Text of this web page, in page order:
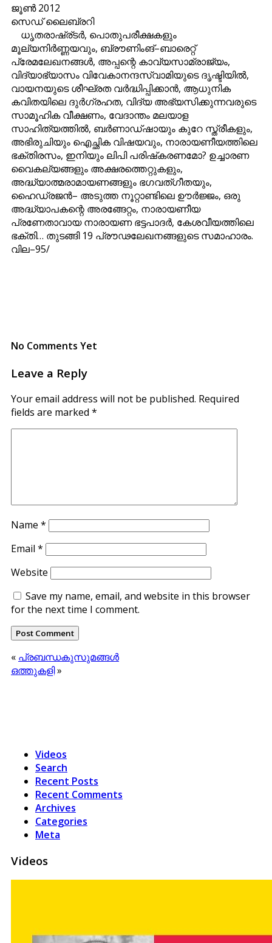
ജൂണ്‍ 2012
സെഡ് ലൈബ്രറി
ധൃതരാഷ്ര്ടര്‍, പൊതുപരീക്ഷകളും
മൂല്യനിര്‍ണ്ണയവും, ബ്രൗണിംങ്–ബാരെറ്റ്
പ്രേമലേഖനങ്ങള്‍, അപ്പന്റെ കാവ്യസാമ്രാജ്യം,
വിദ്യാഭ്യാസം വിവേകാനന്ദസ്വാമിയുടെ ദൃഷ്ടിയില്‍,
വായനയുടെ ശീഘ്രത വര്‍ദ്ധിപ്പിക്കാന്‍, ആധുനിക
കവിതയിലെ ദുര്‍ഗ്രഹത, വിദ്യ അഭ്യസിക്കുന്നവരുടെ
സാമൂഹിക വീക്ഷണം, വേദാന്തം മലയാള
സാഹിത്യത്തില്‍, ബര്‍ണാഡ്ഷായും കുറേ സ്ത്രീകളും,
അഭിരുചിയും ഐച്ഛിക വിഷയവും, നാരായണീയത്തിലെ
ഭക്തിരസം, ഇനിയും ലിപി പരിഷ്‌കരണമോ? ഉച്ചാരണ
വൈകല്യങ്ങളും അക്ഷരത്തെറ്റുകളും,
അദ്ധ്യാത്മരാമായണങ്ങളും ഭഗവത്ഗീതയും,
ഹൈഡ്രജന്‍– അടുത്ത നൂറ്റാണ്ടിലെ ഊര്‍ജ്ജം, ഒരു
അദ്ധ്യാപകന്റെ അരങ്ങേറ്റം, നാരായണീയ
പ്രണേതാവായ നാരായണ ഭട്ടപാദര്‍, കേശവീയത്തിലെ
ഭക്തി… തുടങ്ങി 19 പ്രൗഢലേഖനങ്ങളുടെ സമാഹാരം.
വില–95/
No Comments Yet
Leave a Reply
Your email address will not be published. Required
fields are marked *
Name *
Email *
Website
Save my name, email, and website in this browser
for the next time I comment.
« പ്രബന്ധകുസുമങ്ങള്‍
ഒത്തുകളി»
Videos
Search
Recent Posts
Recent Comments
Archives
Categories
Meta
Videos